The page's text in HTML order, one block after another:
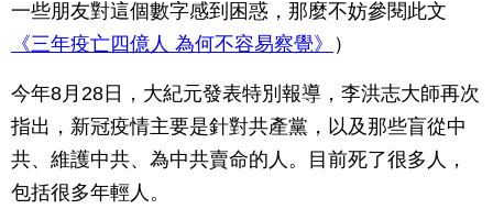
一些朋友對這個數字感到困惑，那麼不妨參閱此文
《三年疫亡四億人 為何不容易察覺》
）
今年8月28日，大紀元發表特別報導，李洪志大師再次
指出，新冠疫情主要是針對共產黨，以及那些盲從中
共、維護中共、為中共賣命的人。目前死了很多人，
包括很多年輕人。